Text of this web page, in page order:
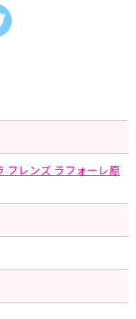
フレンズ ラフォーレ原